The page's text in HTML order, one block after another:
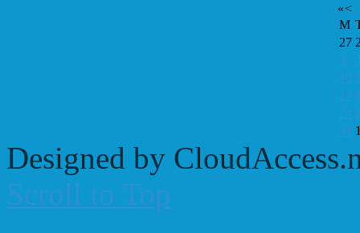
«<
M
27
3
10
17
24
31
Designed by
Scroll to Top